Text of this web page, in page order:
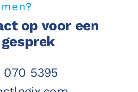
op voor een
070 5395